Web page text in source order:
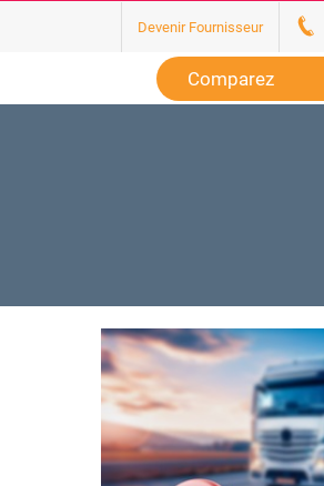
Devenir Fournisseur
Comparez